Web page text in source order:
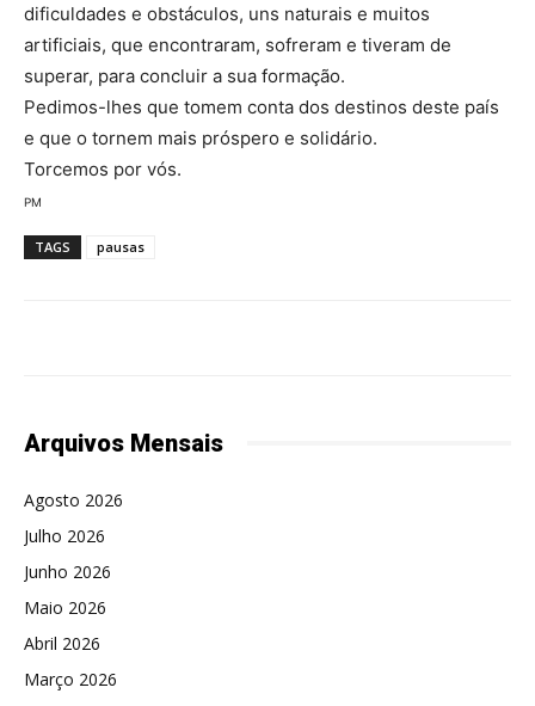
dificuldades e obstáculos, uns naturais e muitos
artificiais, que encontraram, sofreram e tiveram de
superar, para concluir a sua formação.
Pedimos-lhes que tomem conta dos destinos deste país
e que o tornem mais próspero e solidário.
Torcemos por vós.
PM
TAGS pausas
Arquivos Mensais
Agosto 2026
Julho 2026
Junho 2026
Maio 2026
Abril 2026
Março 2026